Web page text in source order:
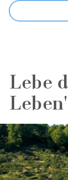
Lebe